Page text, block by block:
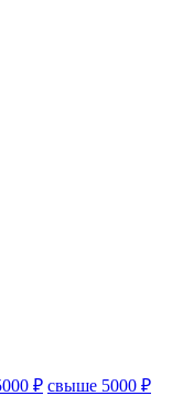
₽ свыше 5000 ₽